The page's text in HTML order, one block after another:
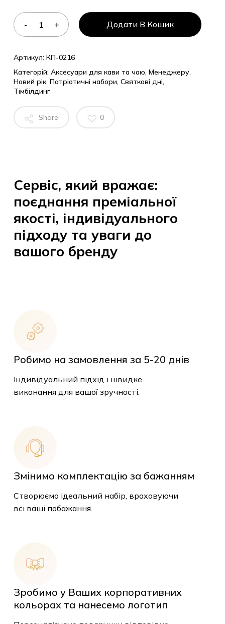
Додати В Кошик
Артикул: КП-0216
Категорій: Аксесуари для кави та чаю, Менеджеру,
Новий рік, Патріотичні набори, Святкові дні,
Тімбілдинг
Share 0
Сервіс, який вражає:
поєднання преміальної
якості, індивідуального
підходу та уваги до
вашого бренду
Робимо на замовлення за 5-20 днів
Індивідуальний підхід і швидке
виконання для вашої зручності.
Змінимо комплектацію за бажанням
Створюємо ідеальний набір, враховуючи
всі ваші побажання.
Зробимо у Ваших корпоративних
кольорах та нанесемо логотип